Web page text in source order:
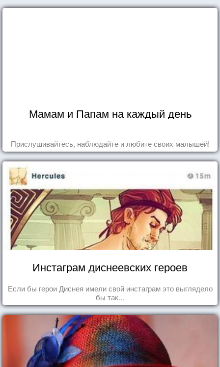
Мамам и Папам на каждый день
Прислушивайтесь, наблюдайте и любите своих малышей!
Инстаграм диснеевских героев
Если бы герои Диснея имели свой инстаграм это выглядело
бы так...